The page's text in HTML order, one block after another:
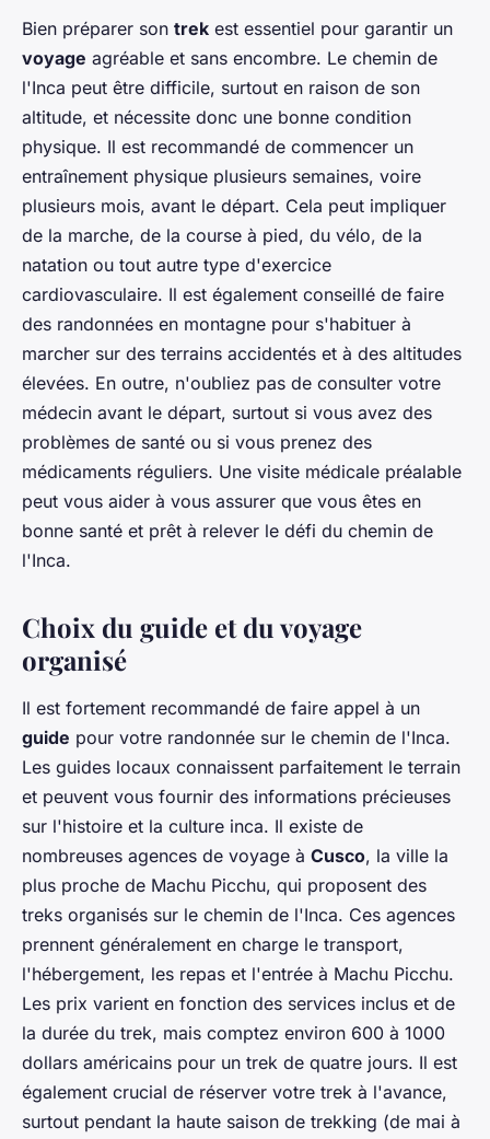
Bien préparer son trek est essentiel pour garantir un
voyage agréable et sans encombre. Le chemin de
l'Inca peut être difficile, surtout en raison de son
altitude, et nécessite donc une bonne condition
physique. Il est recommandé de commencer un
entraînement physique plusieurs semaines, voire
plusieurs mois, avant le départ. Cela peut impliquer
de la marche, de la course à pied, du vélo, de la
natation ou tout autre type d'exercice
cardiovasculaire. Il est également conseillé de faire
des randonnées en montagne pour s'habituer à
marcher sur des terrains accidentés et à des altitudes
élevées. En outre, n'oubliez pas de consulter votre
médecin avant le départ, surtout si vous avez des
problèmes de santé ou si vous prenez des
médicaments réguliers. Une visite médicale préalable
peut vous aider à vous assurer que vous êtes en
bonne santé et prêt à relever le défi du chemin de
l'Inca.
Choix du guide et du voyage
organisé
Il est fortement recommandé de faire appel à un
guide pour votre randonnée sur le chemin de l'Inca.
Les guides locaux connaissent parfaitement le terrain
et peuvent vous fournir des informations précieuses
sur l'histoire et la culture inca. Il existe de
nombreuses agences de voyage à Cusco, la ville la
plus proche de Machu Picchu, qui proposent des
treks organisés sur le chemin de l'Inca. Ces agences
prennent généralement en charge le transport,
l'hébergement, les repas et l'entrée à Machu Picchu.
Les prix varient en fonction des services inclus et de
la durée du trek, mais comptez environ 600 à 1000
dollars américains pour un trek de quatre jours. Il est
également crucial de réserver votre trek à l'avance,
surtout pendant la haute saison de trekking (de mai à